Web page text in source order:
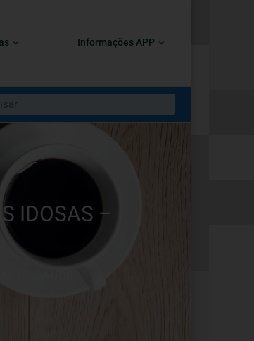
Informações APP
IDOSAS –
DA SAÚDE